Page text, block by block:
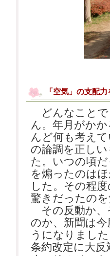
「空気」の支配
どんなことで
ん。年月がか
んど何も考え
の論調を正し
た。いつの頃
を煽ったのは
した。その程
驚きだったの
その反動か、
のか、新聞は
うになりまし
条約改定に大